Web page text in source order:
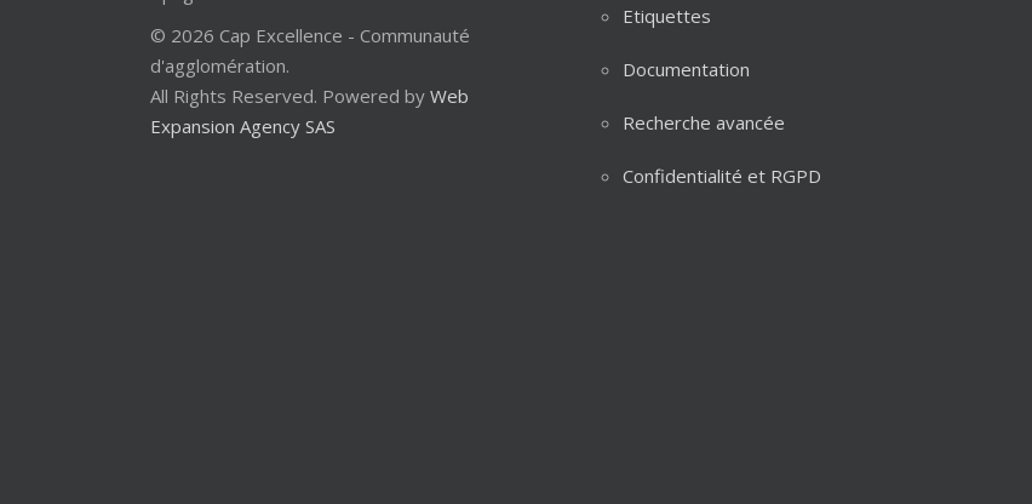
© 2026 Cap Excellence - Communauté
d'agglomération.
All Rights Reserved. Powered by Web
Expansion Agency SAS
Etiquettes
Documentation
Recherche avancée
Confidentialité et RGPD